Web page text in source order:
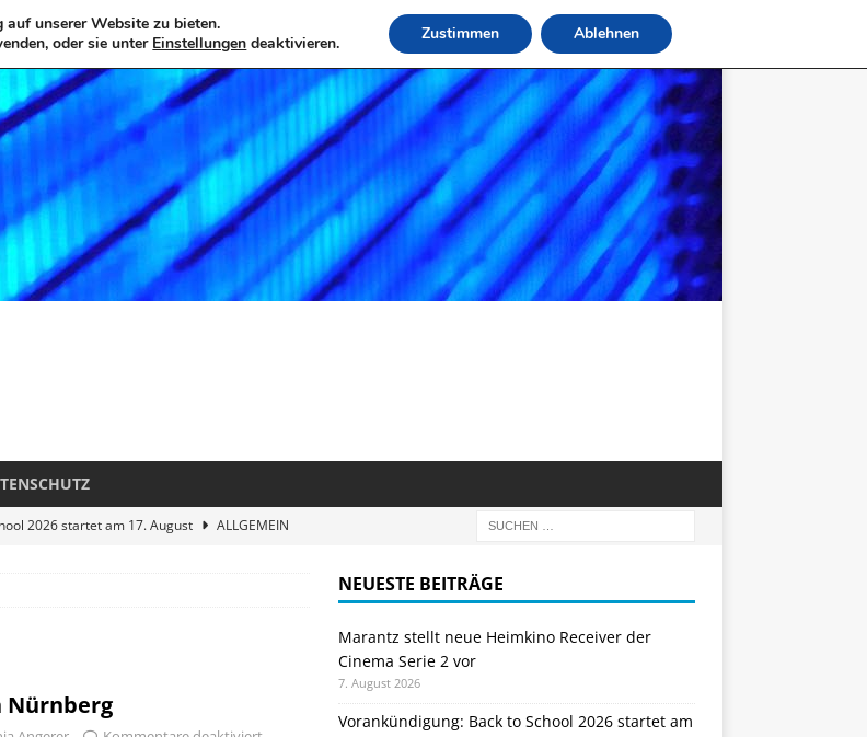
2026 startet am 17. August
ALLGEMEIN
für Wacken 2026
Nürnberg
NEUESTE BEITRÄGE
Marantz stellt neue Heimkino Receiver der
Cinema Serie 2 vor
7. August 2026
Vorankündigung: Back to School 2026 startet am
unserer Website zu bieten.
oder sie unter Einstellungen deaktivieren. Zustimmen Ablehnen